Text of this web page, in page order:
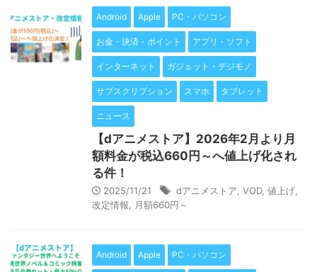
Android Apple PC・パソコン
お金・決済・ポイント アプリ・ソフト
インターネット ガジェット・デジモノ
サブスクリプション スマホ タブレット
ニュース
【dアニメストア】2026年2月より月
額料金が税込660円～へ値上げ化され
る件！
2025/11/21 dアニメストア VOD, 値上げ
改定情報
月額660円～
Android Apple PC・パソコン